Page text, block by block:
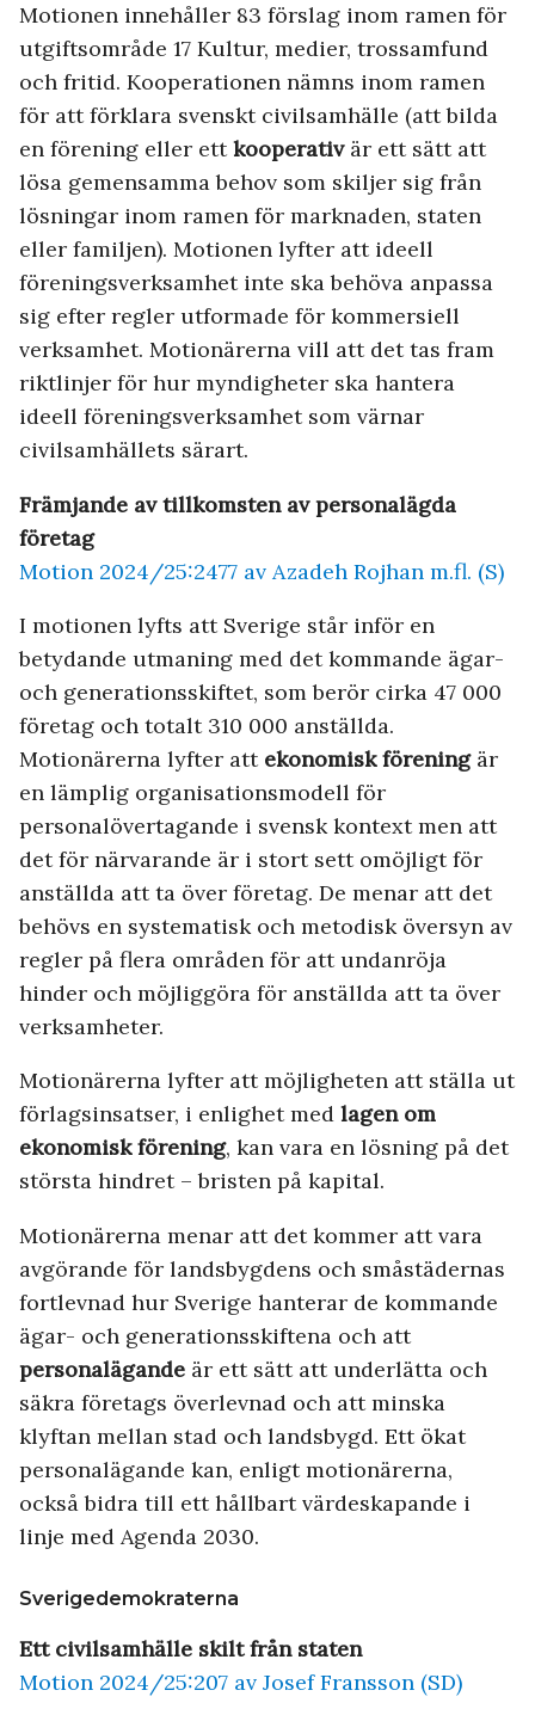
Motionen innehåller 83 förslag inom ramen för
utgiftsområde 17 Kultur, medier, trossamfund
och fritid. Kooperationen nämns inom ramen
för att förklara svenskt civilsamhälle (att bilda
en förening eller ettkooperativär ett sätt att
lösa gemensamma behov som skiljer sig från
lösningar inom ramen för marknaden, staten
eller familjen). Motionen lyfter att ideell
föreningsverksamhet inte ska behöva anpassa
sig efter regler utformade för kommersiell
verksamhet. Motionärerna vill att det tas fram
riktlinjer för hur myndigheter ska hantera
ideell föreningsverksamhet som värnar
civilsamhällets särart.
Främjande av tillkomsten av personalägda
företag
Motion 2024/25:2477 av Azadeh Rojhan m.fl. (S)
I motionen lyfts att Sverige står inför en
betydande utmaning med det kommande ägar-
och generationsskiftet, som berör cirka 47 000
företag och totalt 310 000 anställda.
Motionärerna lyfter att ekonomisk föreningär
en lämplig organisationsmodell för
personalövertagande i svensk kontext men att
det för närvarande är i stort sett omöjligt för
anställda att ta över företag. De menar att det
behövs en systematisk och metodisk översyn av
regler på flera områden för att undanröja
hinder och möjliggöra för anställda att ta över
verksamheter.
Motionärerna lyfter att möjligheten att ställa ut
förlagsinsatser, i enlighet med lagen om
ekonomisk förening, kan vara en lösning på det
största hindret – bristen på kapital.
Motionärerna menar att det kommer att vara
avgörande för landsbygdens och småstädernas
fortlevnad hur Sverige hanterar de kommande
ägar- och generationsskiftena och att
personalägande är ett sätt att underlätta och
säkra företags överlevnad och att minska
klyftan mellan stad och landsbygd. Ett ökat
personalägande kan, enligt motionärerna,
också bidra till ett hållbart värdeskapande i
linje med Agenda 2030.
Sverigedemokraterna
Ett civilsamhälle skilt från staten
Motion 2024/25:207 av Josef Fransson (SD)